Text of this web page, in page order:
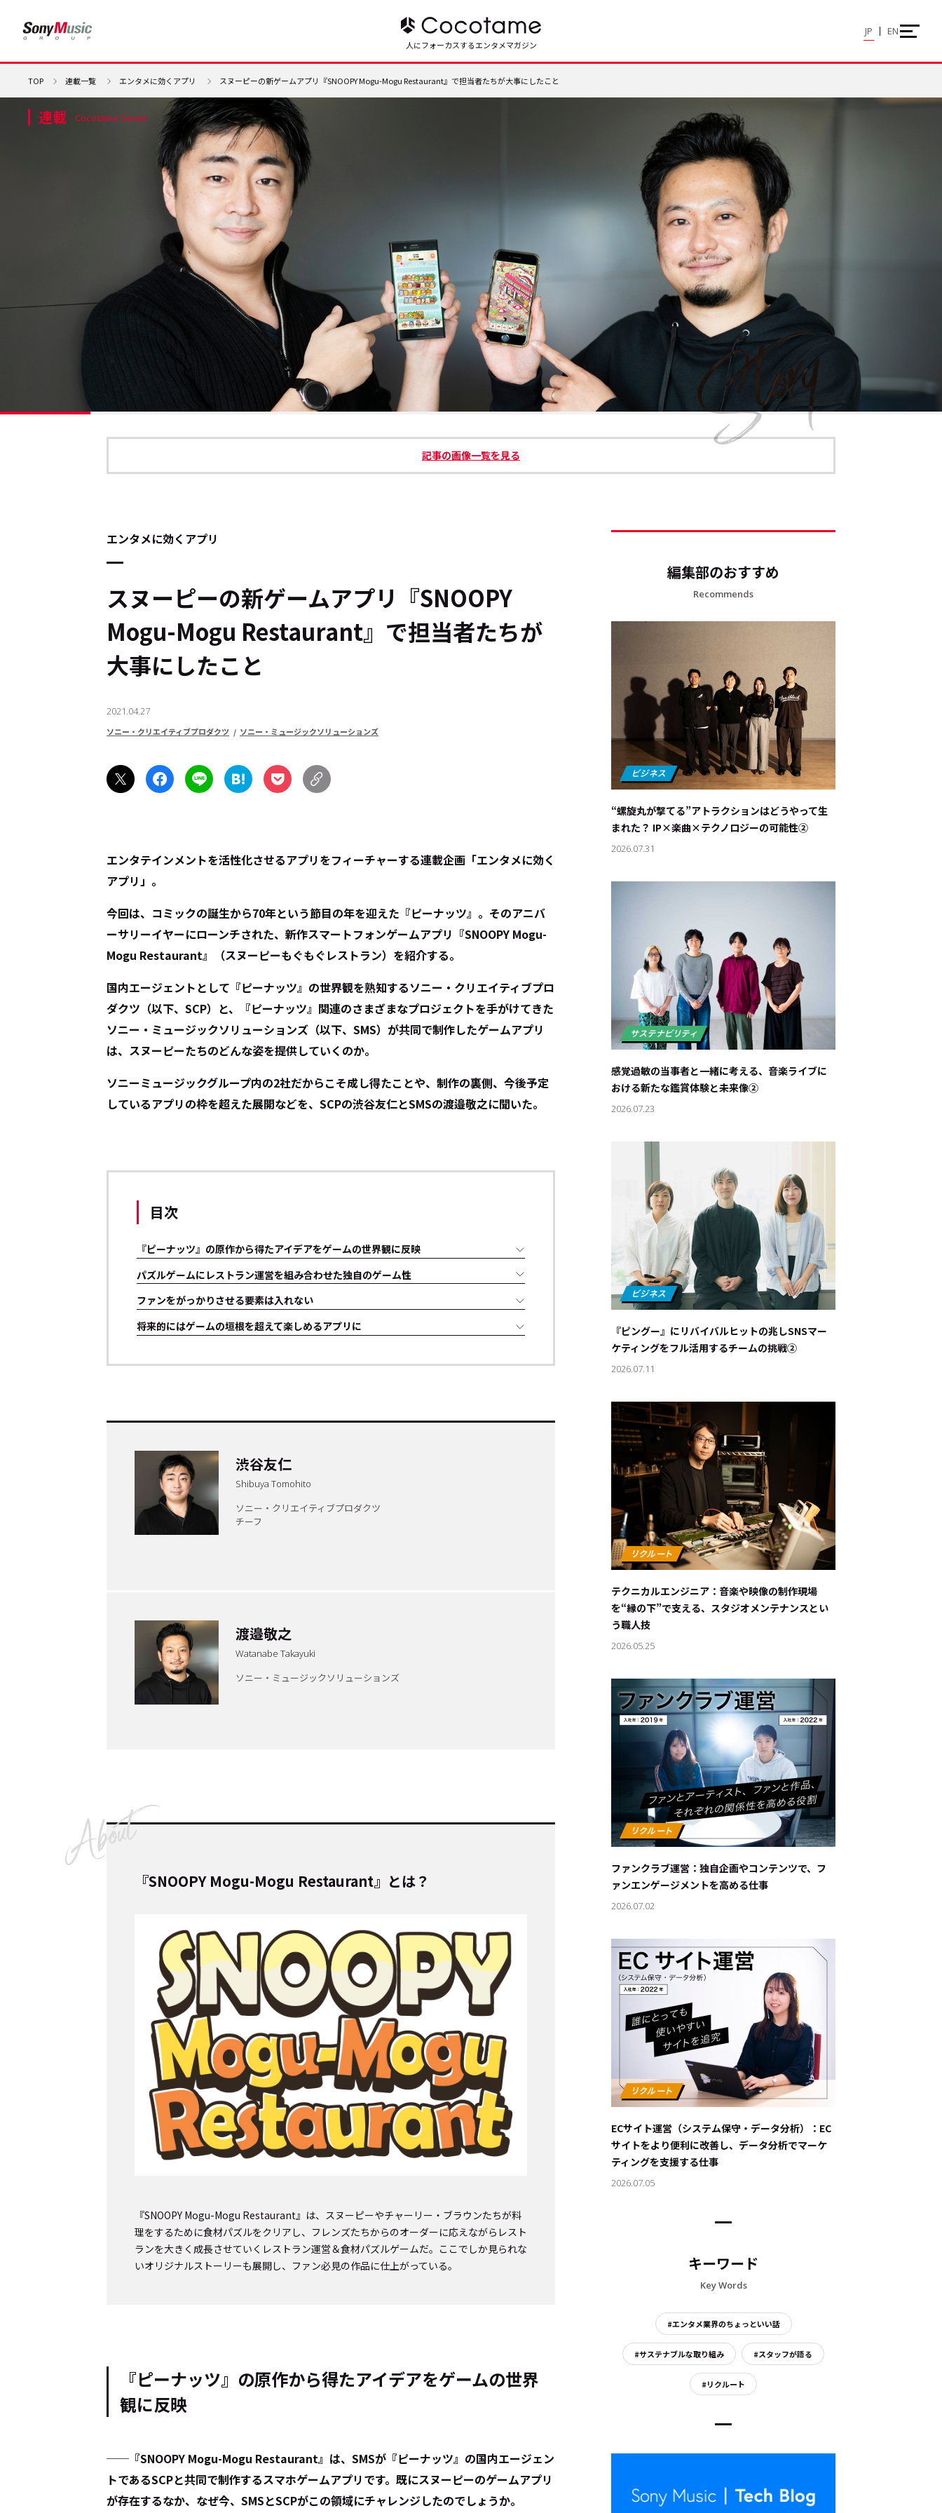
トップ Top
記事一覧 Articles
Cocotameとは About
キーワード：
#エンタメ業界のちょっといい話
#リクルート
運営会社 プライバシーポリシー JP
人にフォーカスするエンタメマガジン
JP EN
TOP 連載一覧 エンタメに効くアプリ スヌーピーの新ゲームアプリ『SNOOPY Mogu-Mogu Restaurant』で担当者たちが大事にしたこと
連載 Cocotame Series
記事の画像一覧を見る
エンタメに効くアプリ
スヌーピーの新ゲームアプリ『SNOOPY
Mogu-Mogu Restaurant』で担当者たちが
大事にしたこと
2021.04.27
ソニー・クリエイティブプロダクツ ソニー・ミュージックソリューションズ
エンタテインメントを活性化させるアプリをフィーチャーする連載企画「エンタメに効く
アプリ」。
今回は、コミックの誕生から70年という節目の年を迎えた『ピーナッツ』。そのアニバ
ーサリーイヤーにローンチされた、新作スマートフォンゲームアプリ『SNOOPY Mogu-
Mogu Restaurant』（スヌーピーもぐもぐレストラン）を紹介する。
国内エージェントとして『ピーナッツ』の世界観を熟知するソニー・クリエイティブプロ
ダクツ（以下、SCP）と、『ピーナッツ』関連のさまざまなプロジェクトを手がけてきた
ソニー・ミュージックソリューションズ（以下、SMS）が共同で制作したゲームアプリ
は、スヌーピーたちのどんな姿を提供していくのか。
ソニーミュージックグループ内の2社だからこそ成し得たことや、制作の裏側、今後予定
しているアプリの枠を超えた展開などを、SCPの渋谷友仁とSMSの渡邉敬之に聞いた。
目次
『ピーナッツ』の原作から得たアイデアをゲームの世界観に反映
パズルゲームにレストラン運営を組み合わせた独自のゲーム性
ファンをがっかりさせる要素は入れない
将来的にはゲームの垣根を超えて楽しめるアプリに
渋谷友仁
Shibuya Tomohito
ソニー・クリエイティブプロダクツ
チーフ
渡邉敬之
Watanabe Takayuki
ソニー・ミュージックソリューションズ
『SNOOPY Mogu-Mogu Restaurant』とは？
『SNOOPY Mogu-Mogu Restaurant』は、スヌーピーやチャーリー・ブラウンたちが料
理をするために食材パズルをクリアし、フレンズたちからのオーダーに応えながらレスト
ランを大きく成長させていくレストラン運営＆食材パズルゲームだ。ここでしか見られな
いオリジナルストーリーも展開し、ファン必見の作品に仕上がっている。
『ピーナッツ』の原作から得たアイデアをゲームの世界
観に反映
──『SNOOPY Mogu-Mogu Restaurant』は、SMSが『ピーナッツ』の国内エージェン
トであるSCPと共同で制作するスマホゲームアプリです。既にスヌーピーのゲームアプリ
が存在するなか、なぜ今、SMSとSCPがこの領域にチャレンジしたのでしょうか。
編集部のおすすめ
Recommends
“螺旋丸が撃てる”アトラクションはどうやって生
まれた？ IP×楽曲×テクノロジーの可能性②
2026.07.31
感覚過敏の当事者と一緒に考える、音楽ライブに
おける新たな鑑賞体験と未来像②
2026.07.23
『ピングー』にリバイバルヒットの兆し――SNSマー
ケティングをフル活用するチームの挑戦②
2026.07.11
テクニカルエンジニア：音楽や映像の制作現場
を“縁の下”で支える、スタジオメンテナンスとい
う職人技
2026.05.25
ファンクラブ運営：独自企画やコンテンツで、フ
ァンエンゲージメントを高める仕事
2026.07.02
ECサイト運営（システム保守・データ分析）：EC
サイトをより便利に改善し、データ分析でマーケ
ティングを支援する仕事
2026.07.05
キーワード
Key Words
#エンタメ業界のちょっといい話
#サステナブルな取り組み #スタッフが語る
#リクルート